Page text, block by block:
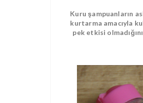
Kuru şampuanların
kurtarma amacıyla
pek etkisi